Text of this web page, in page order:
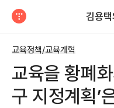
김용택
교육정책/교육개혁
교육을 황폐
구 지정계획’